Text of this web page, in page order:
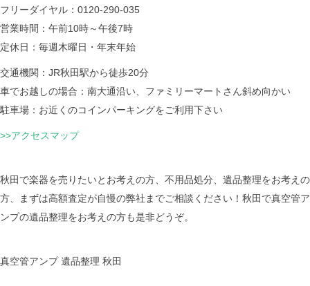
フリーダイヤル：0120-290-035
営業時間：午前10時～午後7時
定休日：毎週木曜日・年末年始
交通機関：JR秋田駅から徒歩20分
車でお越しの場合：南大通沿い、ファミリーマートさん斜め向かい
駐車場：お近くのコインパーキングをご利用下さい
>>アクセスマップ
秋田で楽器を売りたいとお考えの方、不用品処分、遺品整理をお考えの
方、まずは高額査定が自慢の弊社までご相談ください！秋田で真空管ア
ンプの遺品整理をお考えの方も是非どうぞ。
真空管アンプ 遺品整理 秋田